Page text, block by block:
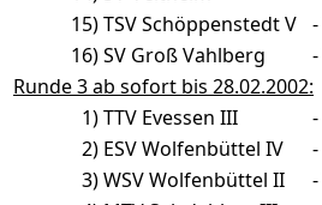
15)TSV Schöppenstedt V -
16)SV Groß Vahlberg -
Runde 3 ab sofort bis 28.02.2002:
1)TTV Evessen III -
2) ESV Wolfenbüttel IV -
3)WSV Wolfenbüttel II -